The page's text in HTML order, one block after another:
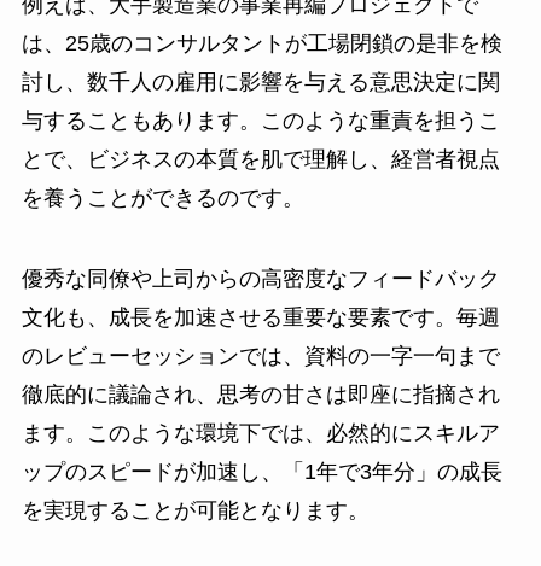
は、25歳のコンサルタントが工場閉鎖の是非を検
討し、数千人の雇用に影響を与える意思決定に関
与することもあります。このような重責を担うこ
とで、ビジネスの本質を肌で理解し、経営者視点
を養うことができるのです。
優秀な同僚や上司からの高密度なフィードバック
文化も、成長を加速させる重要な要素です。毎週
のレビューセッションでは、資料の一字一句まで
徹底的に議論され、思考の甘さは即座に指摘され
ます。このような環境下では、必然的にスキルア
ップのスピードが加速し、「1年で3年分」の成長
を実現することが可能となります。